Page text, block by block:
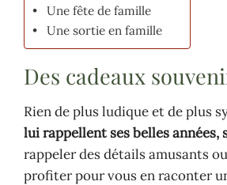
Une fête de famille
Une sortie en famille
Des cadeaux
Rien de plus ludique et de plus
lui rappellent ses belles années,
rappeler des détails amusants
profiter pour vous en raconter